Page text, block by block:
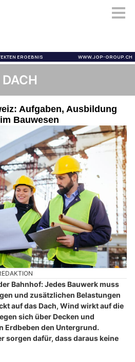
DACH
Aufgaben, Ausbildung
Bauwesen
Bahnhof: Jedes Bauwerk muss
und zusätzlichen Belastungen
auf das Dach, Wind wirkt auf die
sich über Decken und
Erdbeben den Untergrund.
sorgen dafür, dass daraus keine